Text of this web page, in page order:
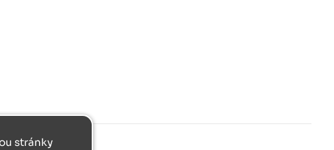
stránky